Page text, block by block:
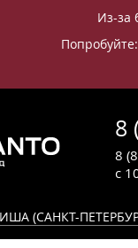
Из-за
8
с
8
(САНКТ-